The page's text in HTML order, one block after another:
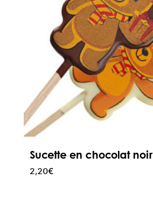
Sucette en chocolat noir
2,20€